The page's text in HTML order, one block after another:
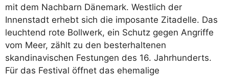
mit dem Nachbarn Dänemark. Westlich der
Innenstadt erhebt sich die imposante Zitadelle. Das
leuchtend rote Bollwerk, ein Schutz gegen Angriffe
vom Meer, zählt zu den besterhaltenen
skandinavischen Festungen des 16. Jahrhunderts.
Für das Festival öffnet das ehemalige